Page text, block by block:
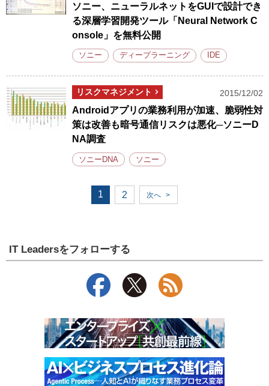
ソニー、ニューラルネットをGUIで設計でき
る深層学習開発ツール「Neural Network C
onsole」を無料公開
ソニー ディープラーニング IDE
リスクマネジメント 2015/12/02
Androidアプリの業務利用が加速、脆弱性対
策は改善も暗号通信リスクは悪化─ソニーD
NA調査
ソニーDNA ソニー
1 2 次へ >
IT Leadersをフォローする